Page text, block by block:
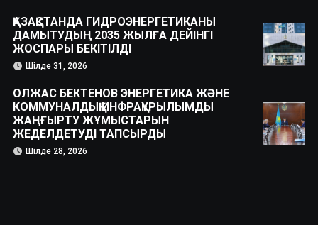
ҚАЗАҚСТАНДА ГИДРОЭНЕРГЕТИКАНЫ
ДАМЫТУДЫҢ 2035 ЖЫЛҒА ДЕЙІНГІ
ЖОСПАРЫ БЕКІТІЛДІ
Шілде 31, 2026
ОЛЖАС БЕКТЕНОВ ЭНЕРГЕТИКА ЖӘНЕ
КОММУНАЛДЫҚ ИНФРАҚҰРЫЛЫМДЫ
ЖАҢҒЫРТУ ЖҰМЫСТАРЫН
ЖЕДЕЛДЕТУДІ ТАПСЫРДЫ
Шілде 28, 2026